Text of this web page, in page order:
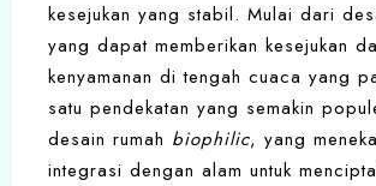
kesejukan yang stabil. Mulai dari
yang dapat memberikan kesejukan
kenyamanan di tengah cuaca yang
satu pendekatan yang semakin
desain rumah biophilic, yang
integrasi dengan alam untuk